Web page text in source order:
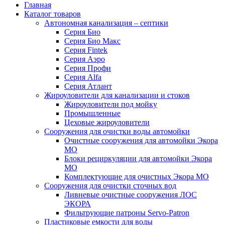
Главная
Каталог товаров
Автономная канализация – септики
Серия Био
Серия Био Макс
Серия Fintek
Серия Аэро
Серия Профи
Серия Alfa
Серия Атлант
Жироуловители для канализации и стоков
Жироуловители под мойку
Промышленные
Цеховые жироуловители
Сооружения для очистки воды автомойки
Очистные сооружения для автомойки Экора
МО
Блоки рециркуляции для автомойки Экора
МО
Комплектующие для очистных Экора МО
Сооружения для очистки сточных вод
Ливневые очистные сооружения ЛОС
ЭКОРА
Фильтрующие патроны Servo-Patron
Пластиковые емкости для воды